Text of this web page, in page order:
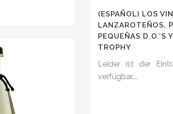
(ESPAÑOL) LOS
LANZAROTEÑOS,
PEQUEÑAS D.O.’S
TROPHY
Leider ist der
verfügbar....